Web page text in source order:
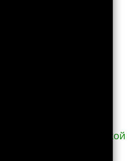
в Ирпене
в Казатине
в Калиновке
в Калуше
в Каменце-
в Каменке
такси в Каменке-Бугской
в Каменке-